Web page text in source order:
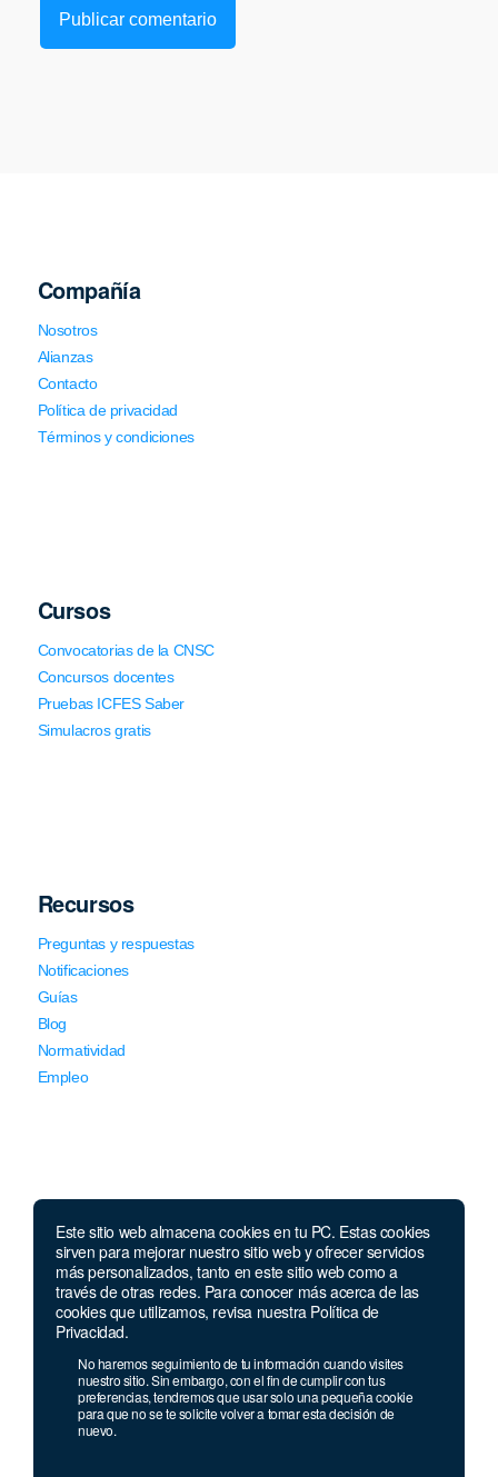
Este sitio web almacena cookies en tu PC. Estas cookies
sirven para mejorar nuestro sitio web y ofrecer servicios
más personalizados, tanto en este sitio web como a
través de otras redes. Para conocer más acerca de las
cookies que utilizamos, revisa nuestra Política de
Privacidad.
No haremos seguimiento de tu información cuando visites
nuestro sitio. Sin embargo, con el fin de cumplir con tus
preferencias, tendremos que usar solo una pequeña cookie
para que no se te solicite volver a tomar esta decisión de
nuevo.
Compañía
Nosotros
Alianzas
Contacto
Política de privacidad
Términos y condiciones
Cursos
Convocatorias de la CNSC
Concursos docentes
Pruebas ICFES Saber
Simulacros gratis
Recursos
Preguntas y respuestas
Notificaciones
Guías
Blog
Normatividad
Empleo
Llámanos
Lunes a jueves de 7 a.m.
a 5:00 p.m. Viernes de
7 a.m. a 4 p.m. Sábados de 8 a.m. a 2 p.m.
Celular y Whatsapp:333 033 40 39
Bogotá:381 92 69